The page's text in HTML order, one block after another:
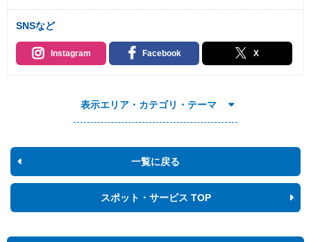
SNSなど
Instagram Facebook X
表示エリア・カテゴリ・テーマ
一覧に戻る
スポット・サービス TOP